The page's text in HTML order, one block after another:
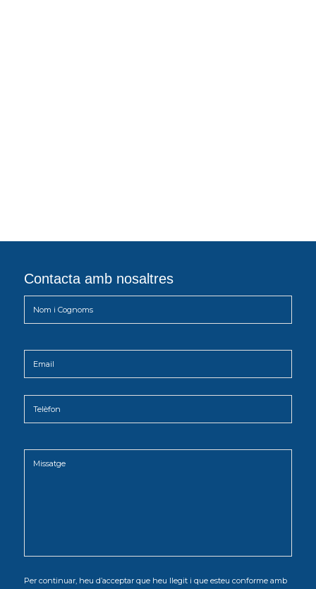
Contacta amb nosaltres
Per continuar, heu d’acceptar que heu llegit i que esteu conforme amb